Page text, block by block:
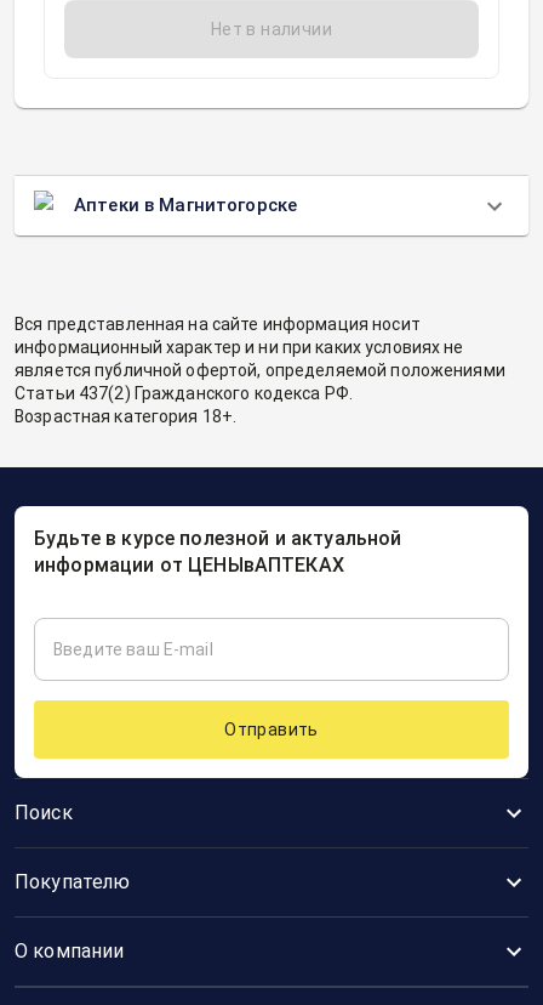
Нет в наличии
Аптеки в Магнитогорске
Вся представленная на сайте информация носит
информационный характер и ни при каких условиях не
является публичной офертой, определяемой положениями
Статьи 437(2) Гражданского кодекса РФ.
Возрастная категория 18+.
Поиск
Покупателю
О компании
Будьте в курсе полезной и актуальной
информации от ЦЕНЫвАПТЕКАХ
Отправить